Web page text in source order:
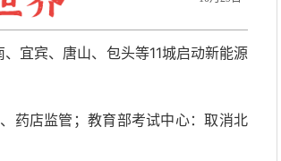
宜宾、唐山、包头等11城启动新能源
药店监管；教育部考试中心：取消北